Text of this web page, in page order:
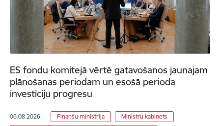
ES fondu komitejā vērtē gatavošanos jaunajam
plānošanas periodam un esošā perioda
investīciju progresu
06.08.2026. Finanšu ministrija
Ministru kabinets